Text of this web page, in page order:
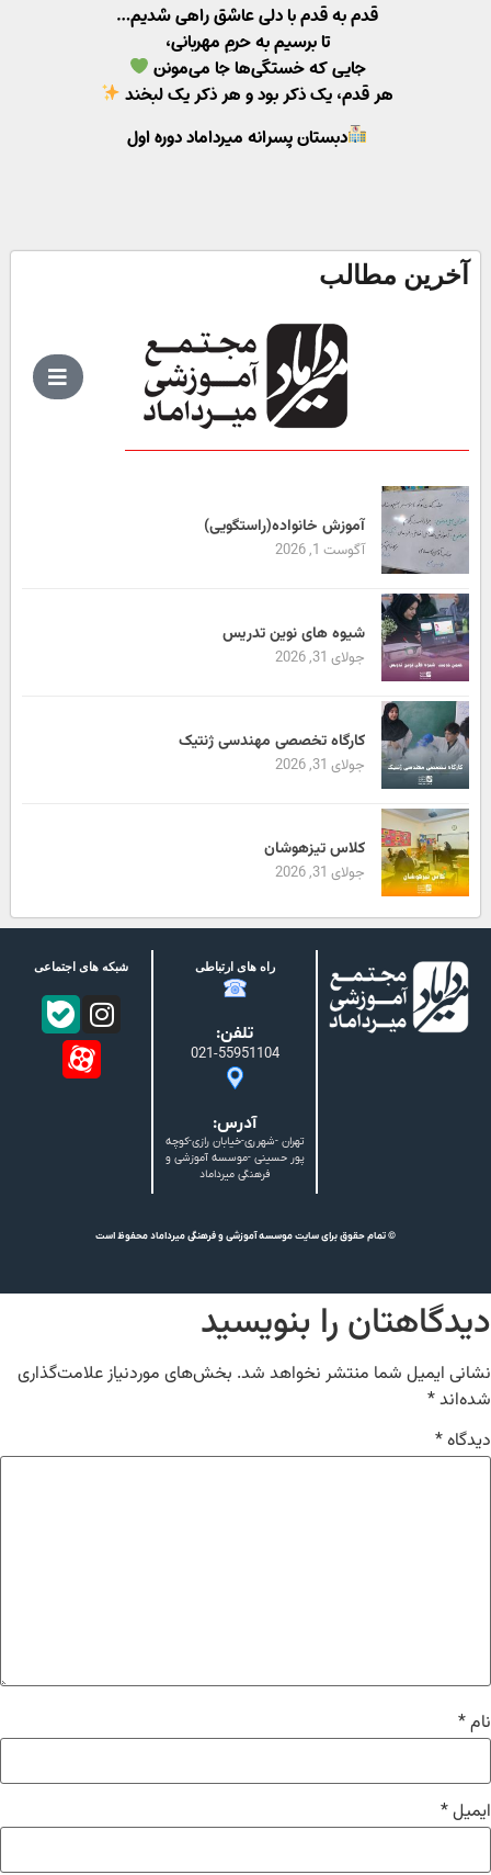
قدم به قدم با دلی عاشق راهی شدیم…
تا برسیم به حرمِ مهربانی،
جایی که خستگی‌ها جا می‌مونن
هر قدم، یک ذکر بود و هر ذکر یک لبخند
دبستان پسرانه میرداماد دوره اول
آخرین مطالب
آموزش خانواده(راستگویی)
آگوست 1, 2026
شیوه های نوین تدریس
جولای 31, 2026
کارگاه تخصصی مهندسی ژنتیک
جولای 31, 2026
کلاس تیزهوشان
جولای 31, 2026
راه های ارتباطی
تلفن:
021-55951104
آدرس:
تهران -شهرری-خیابان رازی-کوچه
پور حسینی -موسسه آموزشی و
فرهنگی میرداماد
شبکه های اجتماعی
© تمام حقوق برای سایت موسسه آموزشی و فرهنگی میرداماد محفوظ است
دیدگاهتان را بنویسید
نشانی ایمیل شما منتشر نخواهد شد. بخش‌های موردنیاز علامت‌گذاری
شده‌اند*
دیدگاه*
نام*
ایمیل*